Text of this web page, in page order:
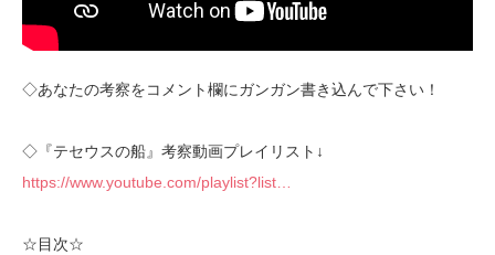
◇あなたの考察をコメント欄にガンガン書き込んで下さい！
◇『テセウスの船』考察動画プレイリスト↓
https://www.youtube.com/playlist?list…
☆目次☆